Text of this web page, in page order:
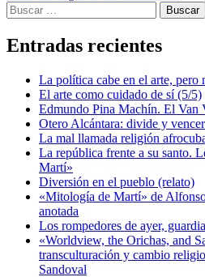
Buscar:
Entradas recientes
La política cabe en el arte, pero
El arte como cuidado de sí (5/5)
Edmundo Pina Machín. El Van
Otero Alcántara: divide y
La mal llamada religión
La república frente a su santo.
Martí»
Diversión en el pueblo (relato)
«Mitología de Martí» de
anotada
Los rompedores de ayer,
«Worldview, the Orichas, and
transculturación y cambio
Sandoval